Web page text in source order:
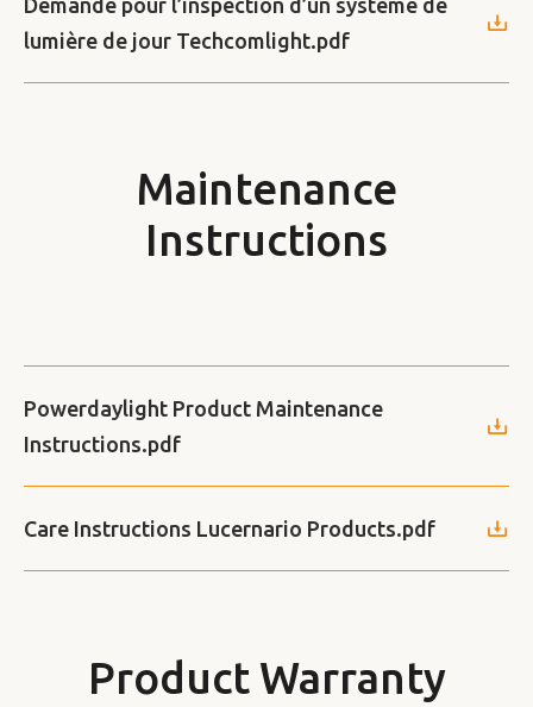
lumière de jour Techcomlight.pdf
Maintenance
Instructions
Powerdaylight Product Maintenance
Instructions.pdf
Care Instructions Lucernario Products.pdf
Product Warranty